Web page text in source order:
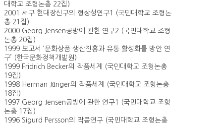
대학교 조형논총 22집)
2001 서구 현대장신구의 형상성연구1 (국민대학교 조형논
총 21집)
2000 Georg Jensen공방에 관한 연구2 (국민대학교 조형
논총 20집)
1999 보고서 ‘문화상품 생산진흥과 유통 활성화를 방안 연
구’ (한국문화정책개발원)
1999 Fridrich Becker의 작품세계 (국민대학교 조형논총
19집)
1998 Herman Jünger의 작품세계 (국민대학교 조형논총
18집)
1997 Georg Jensen공방에 관한 연구1 (국민대학교 조형
논총 17집)
1996 Sigurd Persson의 작품연구 (국민대학교 조형논총